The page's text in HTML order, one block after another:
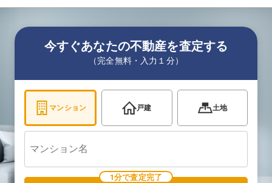
今すぐあなたの不動産を査定する
（完全無料・入力１分）
マンション 戸建 土地
1分で査定完了